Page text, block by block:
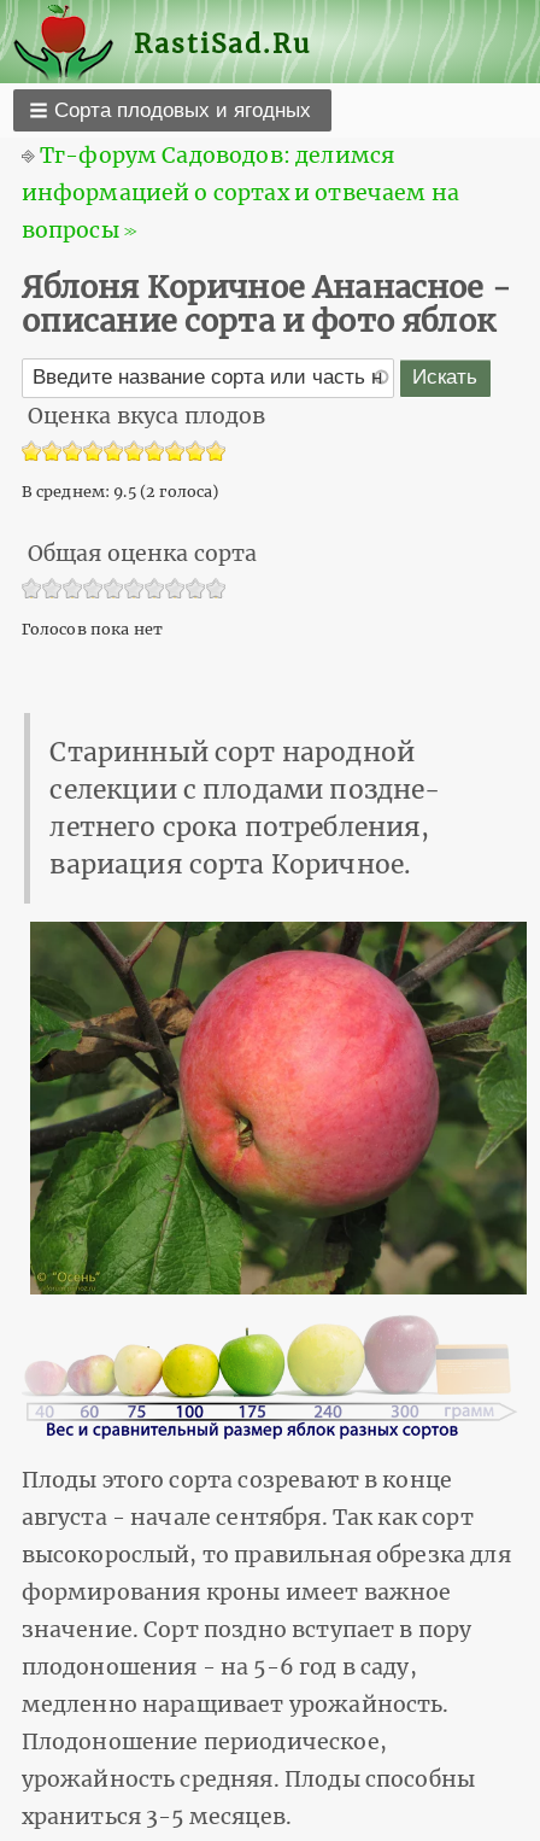
RastiSad.Ru
Сорта плодовых и ягодных
⎆Тг-форум Садоводов: делимся
информацией о сортах и отвечаем на
вопросы ≫
Яблоня Коричное Ананасное -
описание сорта и фото яблок
Оценка вкуса плодов
В среднем: 9.5 (2 голоса)
Общая оценка сорта
Голосов пока нет
Старинный сорт народной
селекции с плодами поздне-
летнего срока потребления,
вариация сорта Коричное.
Плоды этого сорта созревают в конце
августа - начале сентября. Так как сорт
высокорослый, то правильная обрезка для
формирования кроны имеет важное
значение. Сорт поздно вступает в пору
плодоношения - на 5-6 год в саду,
медленно наращивает урожайность.
Плодоношение периодическое,
урожайность средняя. Плоды способны
храниться 3-5 месяцев.